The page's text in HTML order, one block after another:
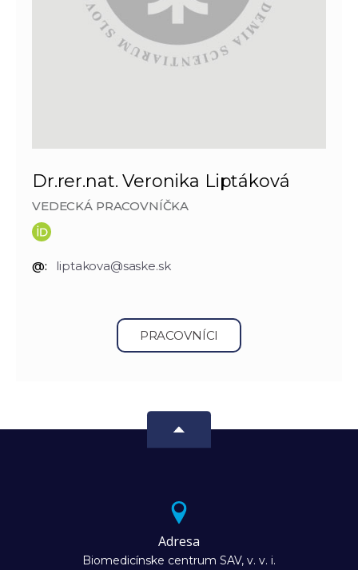
Dr.rer.nat. Veronika Liptáková
VEDECKÁ PRACOVNÍČKA
@: liptakova@saske.sk
PRACOVNÍCI
Adresa
Biomedicínske centrum SAV, v. v. i.